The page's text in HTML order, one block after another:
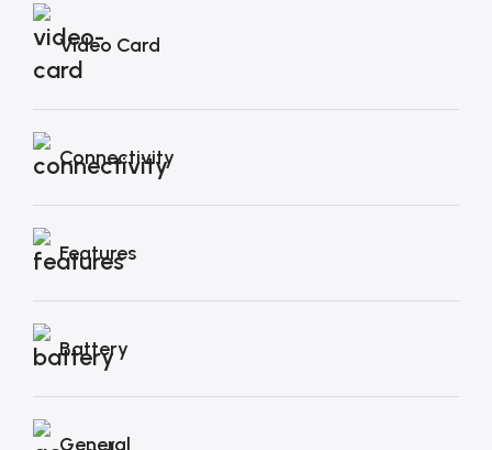
Video Card
Connectivity
Features
Battery
General